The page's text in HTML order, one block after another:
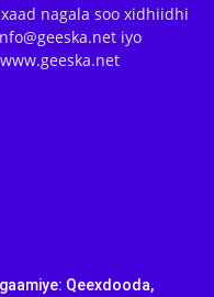
nagala soo xidhiidhi
iyo
Qeexdooda,